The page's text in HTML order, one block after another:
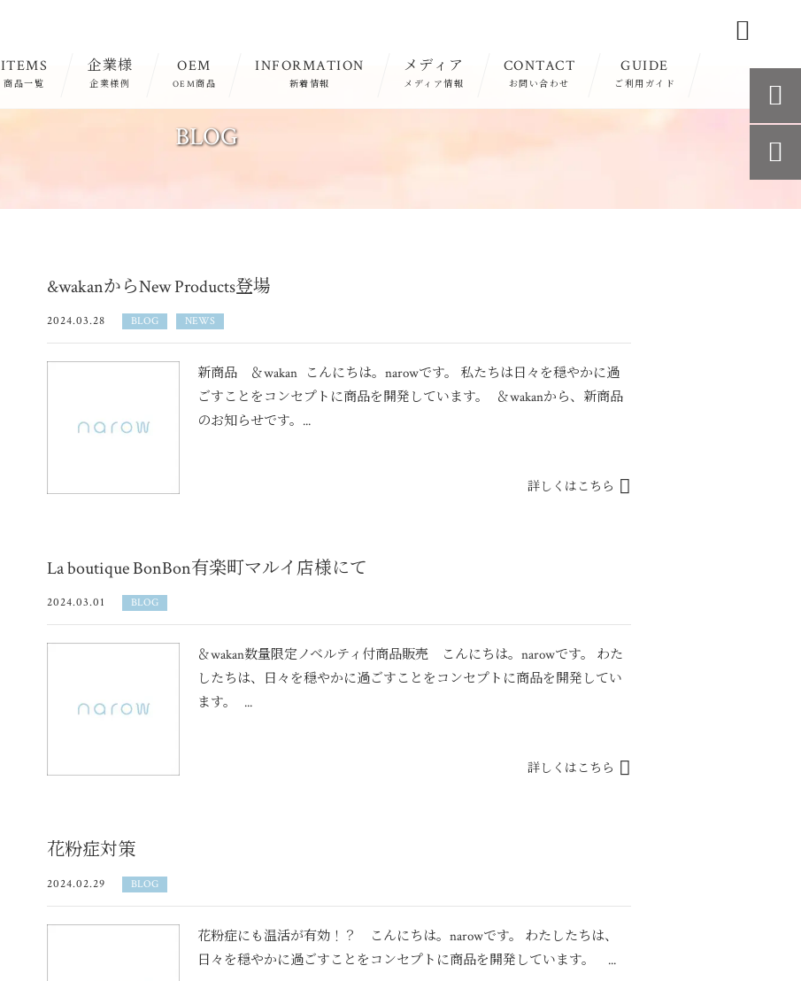
ITEMS
商品一覧
企業様
企業様例
OEM
OEM商品
INFORMATION
新着情報
メディア
メディア情報
CONTACT
お問い合わせ
GUIDE
ご利用ガイド

BLOG
&wakanからNew Products登場
2024.03.28 BLOG NEWS
新商品 ＆wakan こんにちは。narowです。 私たちは日々を穏やかに過
ごすことをコンセプトに商品を開発しています。 ＆wakanから、新商品
のお知らせです。...
詳しくはこちら
La boutique BonBon有楽町マルイ店様にて
2024.03.01 BLOG
＆wakan数量限定ノベルティ付商品販売 こんにちは。narowです。 わた
したちは、日々を穏やかに過ごすことをコンセプトに商品を開発してい
ます。 ...
詳しくはこちら
花粉症対策
2024.02.29 BLOG
花粉症にも温活が有効！？ こんにちは。narowです。 わたしたちは、
日々を穏やかに過ごすことをコンセプトに商品を開発しています。 ...

